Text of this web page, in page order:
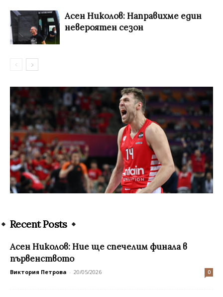
Асен Николов: Направихме един
невероятен сезон
Recent Posts
Асен Николов: Ние ще спечелим финала в
първенството
Виктория Петрова - 20/05/2026 0